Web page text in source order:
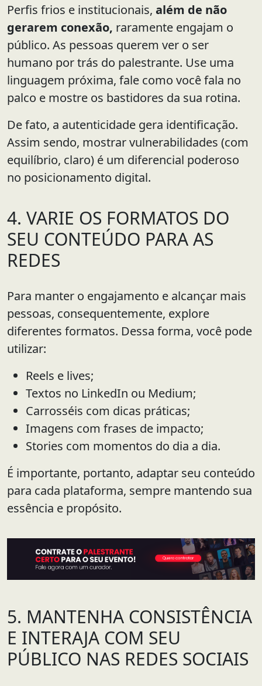
Perfis frios e institucionais, além de não
gerarem conexão, raramente engajam o
público. As pessoas querem ver o ser
humano por trás do palestrante. Use uma
linguagem próxima, fale como você fala no
palco e mostre os bastidores da sua rotina.
De fato, a autenticidade gera identificação.
Assim sendo, mostrar vulnerabilidades (com
equilíbrio, claro) é um diferencial poderoso
no posicionamento digital.
4. VARIE OS FORMATOS DO
SEU CONTEÚDO PARA AS
REDES
Para manter o engajamento e alcançar mais
pessoas, consequentemente, explore
diferentes formatos. Dessa forma, você pode
utilizar:
Reels e lives;
Textos no LinkedIn ou Medium;
Carrosséis com dicas práticas;
Imagens com frases de impacto;
Stories com momentos do dia a dia.
É importante, portanto, adaptar seu conteúdo
para cada plataforma, sempre mantendo sua
essência e propósito.
5. MANTENHA CONSISTÊNCIA
E INTERAJA COM SEU
PÚBLICO NAS REDES SOCIAIS